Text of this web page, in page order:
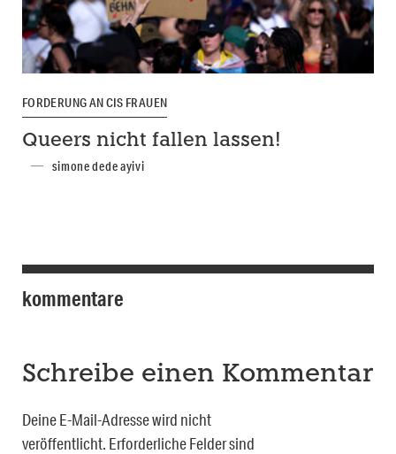
FORDERUNG AN CIS FRAUEN
Queers nicht fallen lassen!
simone dede ayivi
kommentare
Schreibe einen Kommentar
Deine E-Mail-Adresse wird nicht
veröffentlicht. Erforderliche Felder sind